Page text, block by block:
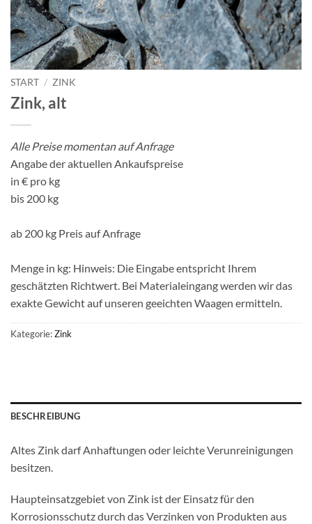
START / ZINK
Zink, alt
Alle Preise momentan auf Anfrage
Angabe der aktuellen Ankaufspreise
in € pro kg
bis 200 kg
ab 200 kg Preis auf Anfrage
Menge in kg: Hinweis: Die Eingabe entspricht Ihrem
geschätzten Richtwert. Bei Materialeingang werden wir das
exakte Gewicht auf unseren geeichten Waagen ermitteln.
Kategorie:Zink
BESCHREIBUNG
Altes Zink darf Anhaftungen oder leichte Verunreinigungen
besitzen.
Haupteinsatzgebiet von Zink ist der Einsatz für den
Korrosionsschutz durch das Verzinken von Produkten aus